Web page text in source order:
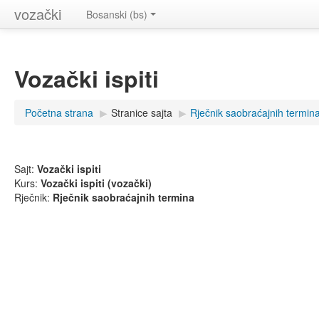
vozački Bosanski (bs)
Vozački ispiti
Početna strana ▶ Stranice sajta ▶ Rječnik saobraćajnih
Sajt: Vozački ispiti
Kurs: Vozački ispiti (vozački)
Rječnik: Rječnik saobraćajnih termina